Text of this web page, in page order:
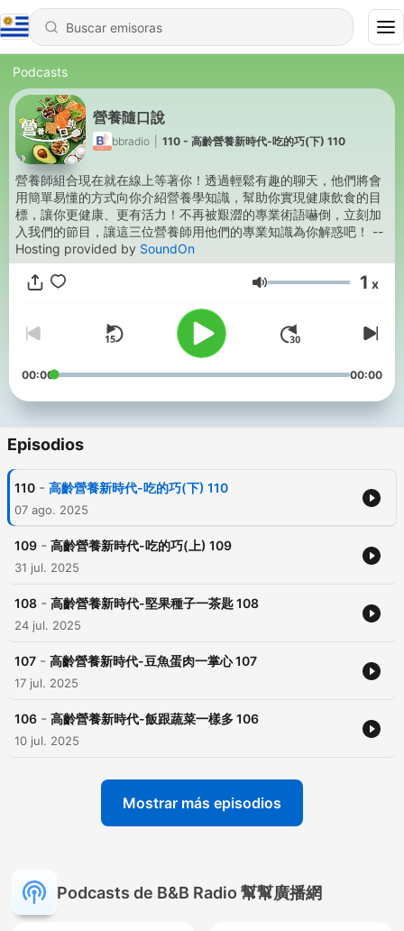
Podcasts
營養隨口說
bbradio 110 - 高齡營養新時代-吃的巧(下) 110
營養師組合現在就在線上等著你！透過輕鬆有趣的聊天，他們將會
用簡單易懂的方式向你介紹營養學知識，幫助你實現健康飲食的目
標，讓你更健康、更有活力！不再被艱澀的專業術語嚇倒，立刻加
入我們的節目，讓這三位營養師用他們的專業知識為你解惑吧！ --
Hosting provided by SoundOn
Volumen 1 x
00:00 00:00
Episodios
110 - 高齡營養新時代-吃的巧(下) 110
07 ago. 2025
109 - 高齡營養新時代-吃的巧(上) 109
31 jul. 2025
108 - 高齡營養新時代-堅果種子一茶匙 108
24 jul. 2025
107 - 高齡營養新時代-豆魚蛋肉一掌心 107
17 jul. 2025
106 - 高齡營養新時代-飯跟蔬菜一樣多 106
10 jul. 2025
Mostrar más episodios
Podcasts de B&B Radio 幫幫廣播網